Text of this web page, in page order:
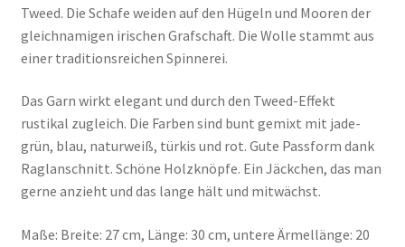
Tweed. Die Schafe weiden auf den Hügeln und Mooren der
gleichnamigen irischen Grafschaft. Die Wolle stammt aus
einer traditionsreichen Spinnerei.
Das Garn wirkt elegant und durch den Tweed-Effekt
rustikal zugleich. Die Farben sind bunt gemixt mit jade-
grün, blau, naturweiß, türkis und rot. Gute Passform dank
Raglanschnitt. Schöne Holzknöpfe. Ein Jäckchen, das man
gerne anzieht und das lange hält und mitwächst.
Maße: Breite: 27 cm, Länge: 30 cm, untere Ärmellänge: 20